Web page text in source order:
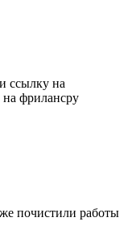
ссылку на
на фрилансру
почистили работы